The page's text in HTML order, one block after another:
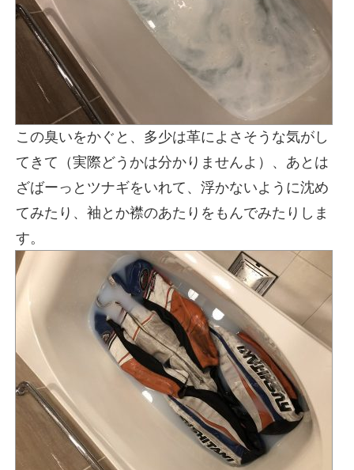
この臭いをかぐと、多少は革によさそうな気がし
てきて（実際どうかは分かりませんよ）、あとは
ざばーっとツナギをいれて、浮かないように沈め
てみたり、袖とか襟のあたりをもんでみたりしま
す。